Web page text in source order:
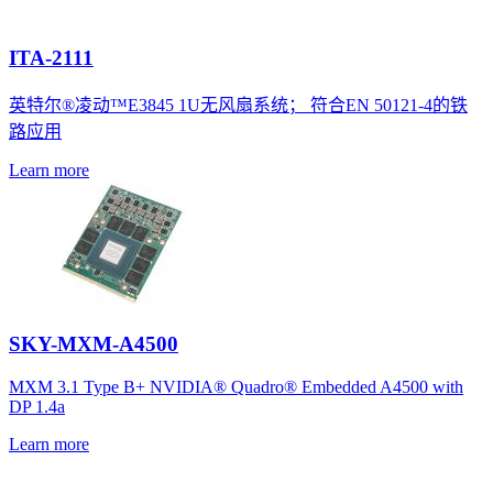
ITA-2111
英特尔®凌动™E3845 1U无风扇系统； 符合EN 50121-4的铁
路应用
Learn more
SKY-MXM-A4500
MXM 3.1 Type B+ NVIDIA® Quadro® Embedded A4500 with
DP 1.4a
Learn more